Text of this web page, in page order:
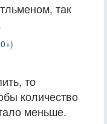
так
то
количество
меньше.